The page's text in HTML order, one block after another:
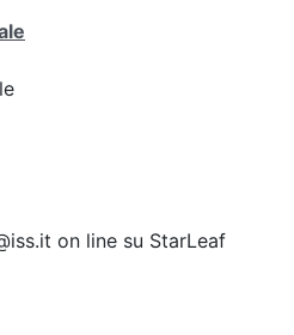
on line su StarLeaf